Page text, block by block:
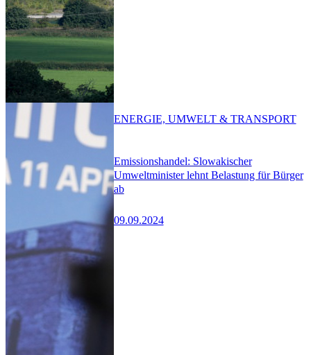
Emissionshandel: Slowakischer
Umweltminister lehnt Belastung für Bürger
ab
09.09.2024
ENERGIE, UMWELT & TRANSPORT